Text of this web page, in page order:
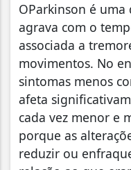
OParkinson é
agrava com o
associada a
movimentos. No
sintomas menos
afeta
cada vez menor e
porque as
reduzir ou